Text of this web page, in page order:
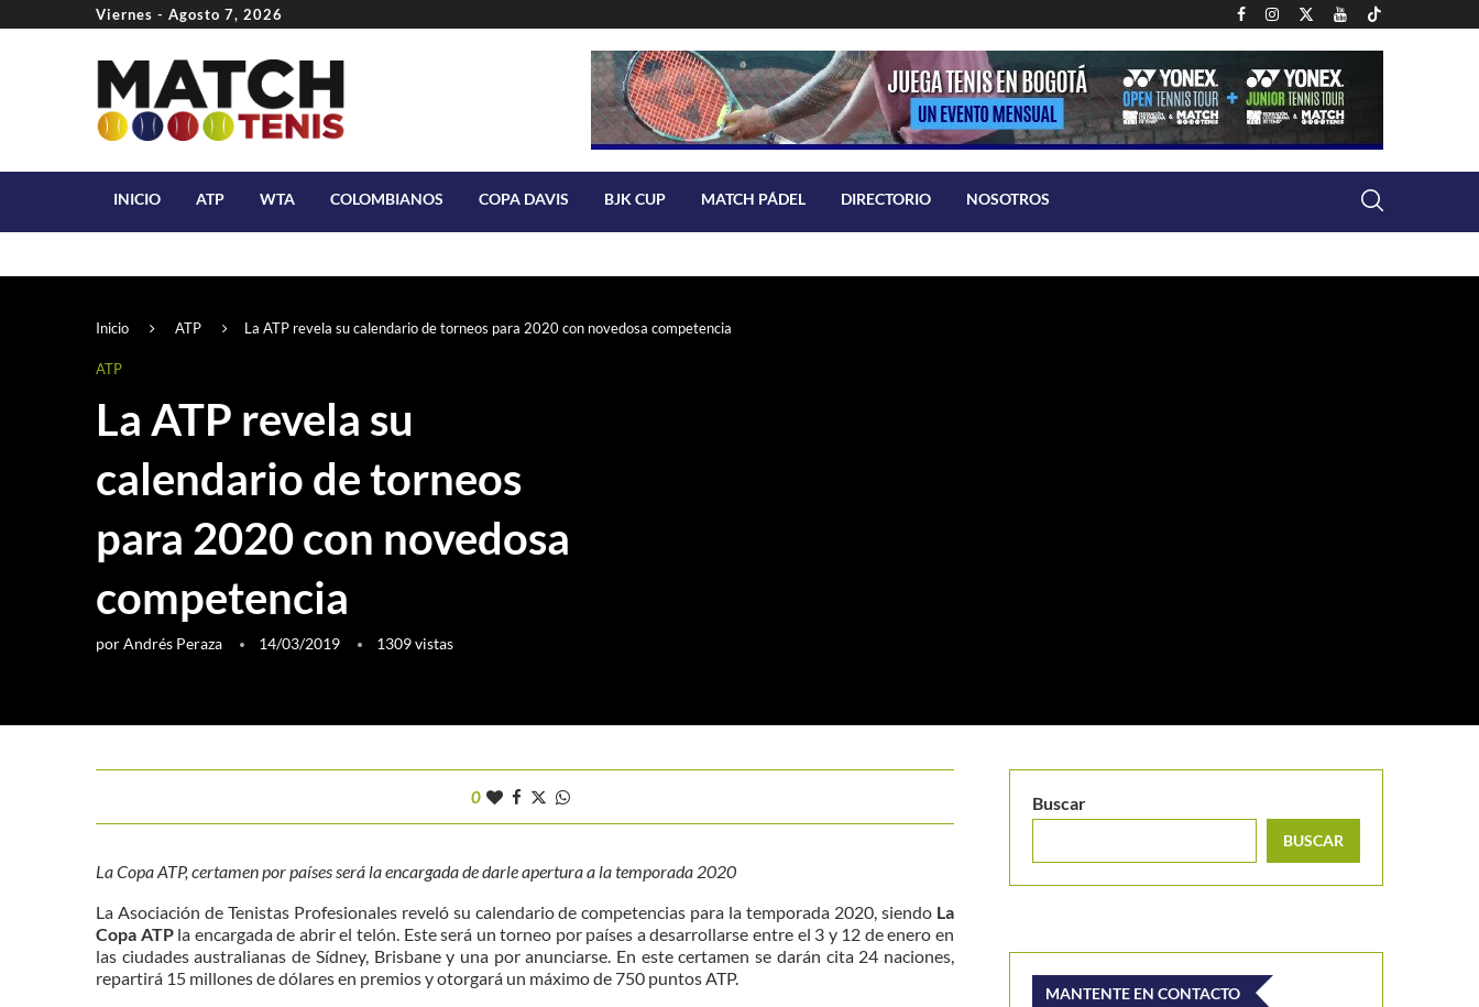
Viernes - Agosto 7, 2026
INICIO ATP WTA COLOMBIANOS COPA DAVIS BJK CUP MATCH PÁDEL DIRECTORIO NOSOTROS
Inicio ATP La ATP revela su calendario de torneos para 2020 con novedosa competencia
ATP
La ATP revela su
calendario de torneos
para 2020 con novedosa
competencia
porAndrés Peraza 14/03/2019 1309vistas
0
La Copa ATP, certamen por países será la encargada de darle apertura a la temporada 2020
La Asociación de Tenistas Profesionales reveló su calendario de competencias para la temporada 2020, siendo La
Copa ATPla encargada de abrir el telón. Este será un torneo por países a desarrollarse entre el 3 y 12 de enero en
las ciudades australianas de Sídney, Brisbane y una por anunciarse. En este certamen se darán cita 24 naciones,
repartirá 15 millones de dólares en premios y otorgará un máximo de 750 puntos ATP.
Buscar
BUSCAR
MANTENTE EN CONTACTO